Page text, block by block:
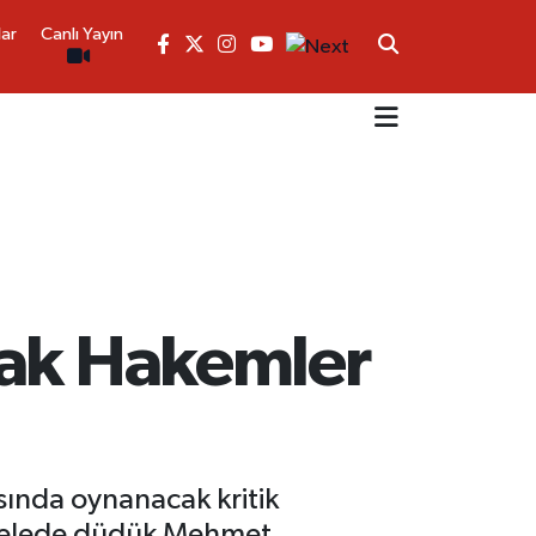
Canlı Yayın
Hakemler
oynanacak kritik